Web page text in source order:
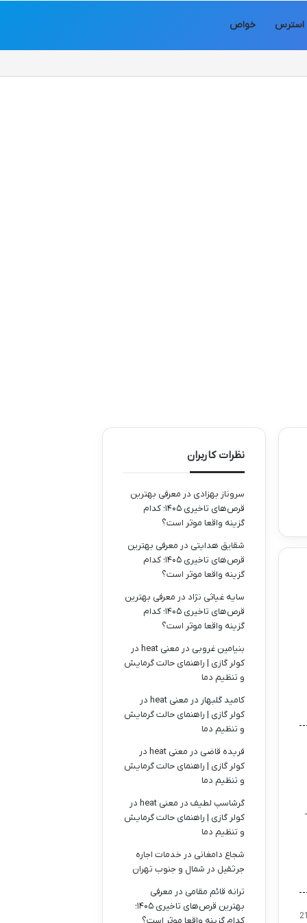
استرس خواص
نظرات کاربران
سروناز بهزادی در معرفی بهترین
قرص‌های تاخیری ۱۴۰۵؛ کدام
گزینه واقعا موثر است؟
شقایق هدایتی در معرفی بهترین
قرص‌های تاخیری ۱۴۰۵؛ کدام
گزینه واقعا موثر است؟
سایه غیاثی نژاد در معرفی بهترین
قرص‌های تاخیری ۱۴۰۵؛ کدام
گزینه واقعا موثر است؟
بنیامین غروبی در
معنی heat در
کولر گازی | راهنمای حالت گرمایش
و تنظیم دما
کامید گلبهار در
معنی heat در
کولر گازی | راهنمای حالت گرمایش
و تنظیم دما
فریده قاضی در
معنی heat در
کولر گازی | راهنمای حالت گرمایش
و تنظیم دما
گرشاسپ لطیفدر
معنی heat در
کولر گازی | راهنمای حالت گرمایش
و تنظیم دما
شجاع دامغانی در خدمات اجاره
جرثقیل در شمال و جنوب تهران
ترانه قائم مقامی در معرفی
بهترین قرص‌های تاخیری ۱۴۰۵؛
کدام گزینه واقعا موثر است؟